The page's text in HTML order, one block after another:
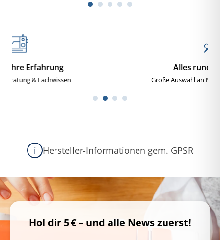
Große Auswahl an Nähmaschinen, Zubehör
i Hersteller-Informationen gem. GPSR
Hol dir 5 € – und alle News zuerst!